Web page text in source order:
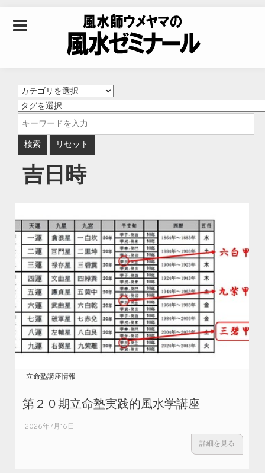
風水師ウメヤマの風
水ゼミナール｜風水
学・四柱推命学・易
学を合わせた立命講
座
吉日時
立命塾講座情報
第２０期立命塾実践的風水学講座
2026年7月16日
詳細を見る